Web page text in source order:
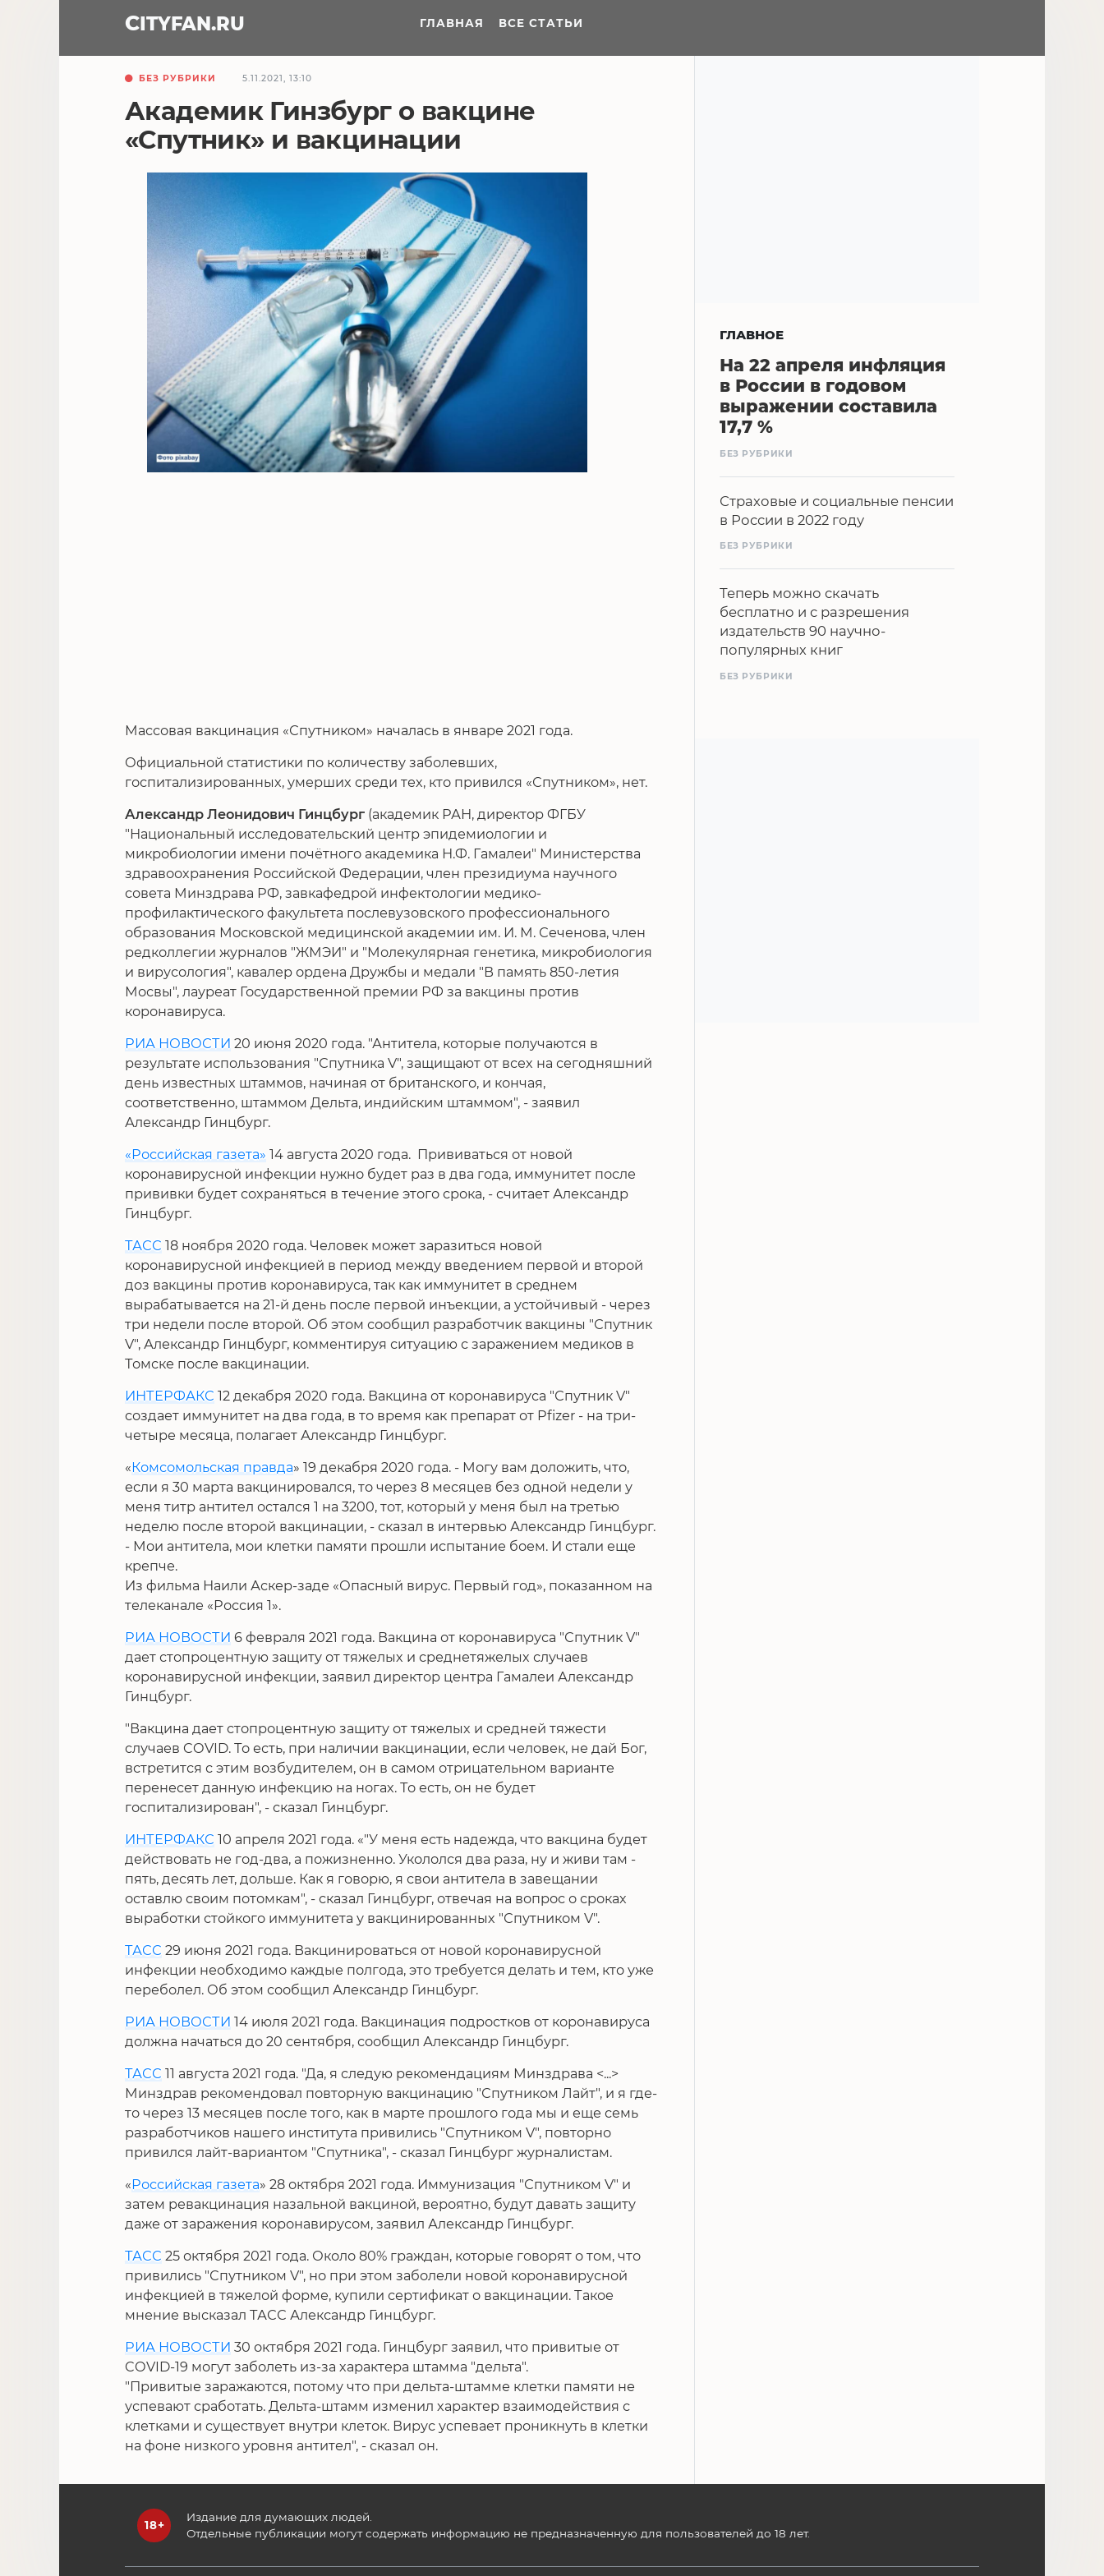
CITYFAN.RU ГЛАВНАЯ ВСЕ СТАТЬИ
БЕЗ РУБРИКИ 5.11.2021, 13:10
Академик Гинзбург о вакцине
«Спутник» и вакцинации
Массовая вакцинация «Спутником» началась в январе 2021 года.
Официальной статистики по количеству заболевших,
госпитализированных, умерших среди тех, кто привился «Спутником», нет.
Александр Леонидович Гинцбург (академик РАН, директор ФГБУ
"Национальный исследовательский центр эпидемиологии и
микробиологии имени почётного академика Н.Ф. Гамалеи" Министерства
здравоохранения Российской Федерации, член президиума научного
совета Минздрава РФ, завкафедрой инфектологии медико-
профилактического факультета послевузовского профессионального
образования Московской медицинской академии им. И. М. Сеченова, член
редколлегии журналов "ЖМЭИ" и "Молекулярная генетика, микробиология
и вирусология", кавалер ордена Дружбы и медали "В память 850-летия
Мосвы", лауреат Государственной премии РФ за вакцины против
коронавируса.
РИА НОВОСТИ 20 июня 2020 года. "Антитела, которые получаются в
результате использования "Спутника V", защищают от всех на сегодняшний
день известных штаммов, начиная от британского, и кончая,
соответственно, штаммом Дельта, индийским штаммом", - заявил
Александр Гинцбург.
«Российская газета» 14 августа 2020 года. Прививаться от новой
коронавирусной инфекции нужно будет раз в два года, иммунитет после
прививки будет сохраняться в течение этого срока, - считает Александр
Гинцбург.
ТАСС 18 ноября 2020 года. Человек может заразиться новой
коронавирусной инфекцией в период между введением первой и второй
доз вакцины против коронавируса, так как иммунитет в среднем
вырабатывается на 21-й день после первой инъекции, а устойчивый - через
три недели после второй. Об этом сообщил разработчик вакцины "Спутник
V", Александр Гинцбург, комментируя ситуацию с заражением медиков в
Томске после вакцинации.
ИНТЕРФАКС 12 декабря 2020 года. Вакцина от коронавируса "Спутник V"
создает иммунитет на два года, в то время как препарат от Pfizer - на три-
четыре месяца, полагает Александр Гинцбург.
«Комсомольская правда» 19 декабря 2020 года. - Могу вам доложить, что,
если я 30 марта вакцинировался, то через 8 месяцев без одной недели у
меня титр антител остался 1 на 3200, тот, который у меня был на третью
неделю после второй вакцинации, - сказал в интервью Александр Гинцбург.
- Мои антитела, мои клетки памяти прошли испытание боем. И стали еще
крепче.
Из фильма Наили Аскер-заде «Опасный вирус. Первый год», показанном на
телеканале «Россия 1».
РИА НОВОСТИ 6 февраля 2021 года. Вакцина от коронавируса "Спутник V"
дает стопроцентную защиту от тяжелых и среднетяжелых случаев
коронавирусной инфекции, заявил директор центра Гамалеи Александр
Гинцбург.
"Вакцина дает стопроцентную защиту от тяжелых и средней тяжести
случаев COVID. То есть, при наличии вакцинации, если человек, не дай Бог,
встретится с этим возбудителем, он в самом отрицательном варианте
перенесет данную инфекцию на ногах. То есть, он не будет
госпитализирован", - сказал Гинцбург.
ИНТЕРФАКС 10 апреля 2021 года. «"У меня есть надежда, что вакцина будет
действовать не год-два, а пожизненно. Укололся два раза, ну и живи там -
пять, десять лет, дольше. Как я говорю, я свои антитела в завещании
оставлю своим потомкам", - сказал Гинцбург, отвечая на вопрос о сроках
выработки стойкого иммунитета у вакцинированных "Спутником V".
ТАСС 29 июня 2021 года. Вакцинироваться от новой коронавирусной
инфекции необходимо каждые полгода, это требуется делать и тем, кто уже
переболел. Об этом сообщил Александр Гинцбург.
РИА НОВОСТИ 14 июля 2021 года. Вакцинация подростков от коронавируса
должна начаться до 20 сентября, сообщил Александр Гинцбург.
ТАСС 11 августа 2021 года. "Да, я следую рекомендациям Минздрава <...>
Минздрав рекомендовал повторную вакцинацию "Спутником Лайт", и я где-
то через 13 месяцев после того, как в марте прошлого года мы и еще семь
разработчиков нашего института привились "Спутником V", повторно
привился лайт-вариантом "Спутника", - сказал Гинцбург журналистам.
«Российская газета» 28 октября 2021 года. Иммунизация "Спутником V" и
затем ревакцинация назальной вакциной, вероятно, будут давать защиту
даже от заражения коронавирусом, заявил Александр Гинцбург.
ТАСС 25 октября 2021 года. Около 80% граждан, которые говорят о том, что
привились "Спутником V", но при этом заболели новой коронавирусной
инфекцией в тяжелой форме, купили сертификат о вакцинации. Такое
мнение высказал ТАСС Александр Гинцбург.
РИА НОВОСТИ 30 октября 2021 года. Гинцбург заявил, что привитые от
COVID-19 могут заболеть из-за характера штамма "дельта".
"Привитые заражаются, потому что при дельта-штамме клетки памяти не
успевают сработать. Дельта-штамм изменил характер взаимодействия с
клетками и существует внутри клеток. Вирус успевает проникнуть в клетки
на фоне низкого уровня антител", - сказал он.
ГЛАВНОЕ
На 22 апреля инфляция
в России в годовом
выражении составила
17,7 %
БЕЗ РУБРИКИ
Страховые и социальные пенсии
в России в 2022 году
БЕЗ РУБРИКИ
Теперь можно скачать
бесплатно и с разрешения
издательств 90 научно-
популярных книг
БЕЗ РУБРИКИ
Издание для думающих людей.
Отдельные публикации могут содержать информацию не предназначенную для пользователей до 18 лет.